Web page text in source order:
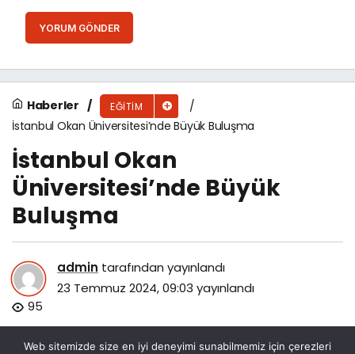
YORUM GÖNDER
Haberler EĞITIM
İstanbul Okan Üniversitesi’nde Büyük Buluşma
İstanbul Okan
Üniversitesi’nde Büyük
Buluşma
admin tarafından yayınlandı
23 Temmuz 2024, 09:03 yayınlandı
95
Web sitemizde size en iyi deneyimi sunabilmemiz için çerezleri